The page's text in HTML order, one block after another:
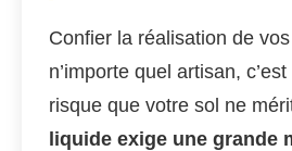
Confier la réalisation de
n’importe quel artisan,
risque que votre sol ne
liquide exige une grande